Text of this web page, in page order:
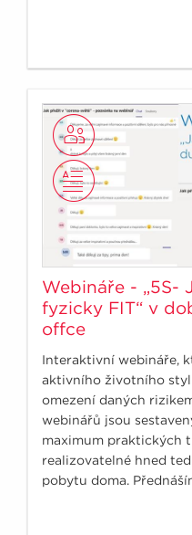
Webináře - „5S-
fyzicky FIT“ v
offce
Interaktivní webináře,
aktivního životního
omezení daných
webinářů jsou
maximum praktických
realizovatelné hned
pobytu doma.